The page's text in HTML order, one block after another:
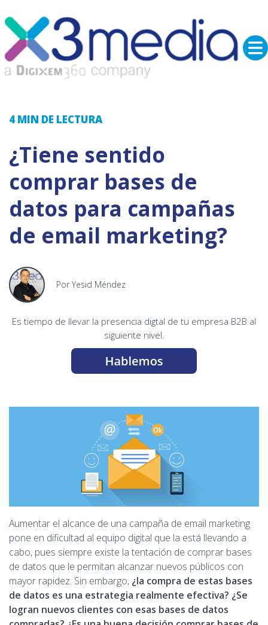
4 MIN DE LECTURA
¿Tiene sentido
comprar bases de
datos para campañas
de email marketing?
Por Yesid Méndez
Es tiempo de llevar la presencia digtal de tu empresa B2B al
siguiente nivel.
Aumentar el alcance de una campaña de email marketing
pone en dificultad al equipo digital que la está llevando a
cabo, pues siempre existe la tentación de comprar bases
de datos que le permitan alcanzar nuevos públicos con
mayor rapidez. Sin embargo, ¿la compra de estas bases
de datos es una estrategia realmente efectiva? ¿Se
logran nuevos clientes con esas bases de datos